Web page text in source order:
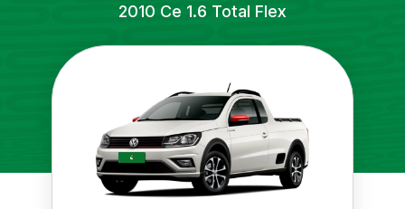
2010 Ce 1.6 Total Flex